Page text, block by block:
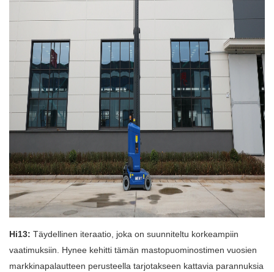
Hi13: Täydellinen iteraatio, joka on suunniteltu korkeampiin
vaatimuksiin. Hynee kehitti tämän mastopuominostimen vuosien
markkinapalautteen perusteella tarjotakseen kattavia parannuksia